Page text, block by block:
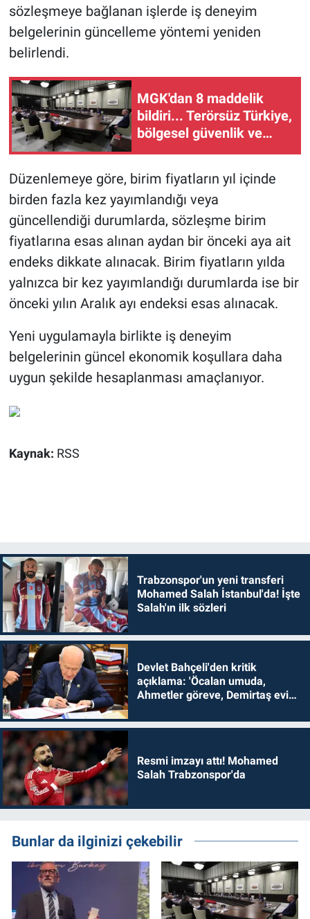
sözleşmeye bağlanan işlerde iş deneyim
belgelerinin güncelleme yöntemi yeniden
belirlendi.
MGK'dan 8 maddelik
bildiri... Terörsüz Türkiye,
bölgesel güvenlik ve
Düzenlemeye göre, birim fiyatların yıl içinde
birden fazla kez yayımlandığı veya
güncellendiği durumlarda, sözleşme birim
fiyatlarına esas alınan aydan bir önceki aya ait
endeks dikkate alınacak. Birim fiyatların yılda
yalnızca bir kez yayımlandığı durumlarda ise bir
önceki yılın Aralık ayı endeksi esas alınacak.
Yeni uygulamayla birlikte iş deneyim
belgelerinin güncel ekonomik koşullara daha
uygun şekilde hesaplanması amaçlanıyor.
Kaynak: RSS
Trabzonspor'un yeni transferi
Mohamed Salah İstanbul'da! İşte
Salah'ın ilk sözleri
Devlet Bahçeli'den kritik
açıklama: 'Öcalan umuda,
Ahmetler göreve, Demirtaş evine
Resmi imzayı attı! Mohamed
Salah Trabzonspor'da
Bunlar da ilginizi çekebilir